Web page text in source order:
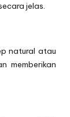
jelas.
natural atau
memberikan